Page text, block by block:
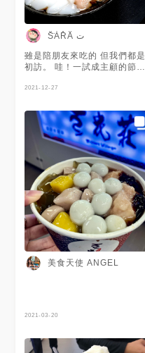
S̆̈ȦR̽Aͦ ​ت
雖是陪朋友來吃的 但我們都是
初訪。 哇！一試成主顧的節奏
2021-12-27
美食天使 ANGEL
2021-03-20